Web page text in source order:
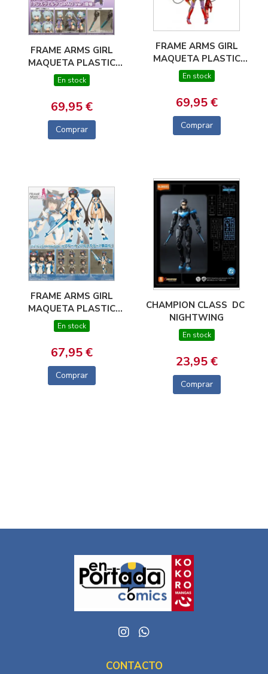
FRAME ARMS GIRL
MAQUETA PLASTIC
MODEL KIT
HRESVELGR QIPAO
VER. 17 CM
En stock
69,95 €
Comprar
FRAME ARMS GIRL
MAQUETA PLASTIC
MODEL KIT
HRESVELGR = RUFUS
(AGITO) 15 CM
En stock
69,95 €
Comprar
FRAME ARMS GIRL
MAQUETA PLASTIC
MODEL KIT STYLET
SWIMSUIT BLUE
IMPULSE COLOR VER.
16 CM
En stock
67,95 €
Comprar
CHAMPION CLASS  DC 
NIGHTWING
En stock
23,95 €
Comprar
CONTACTO